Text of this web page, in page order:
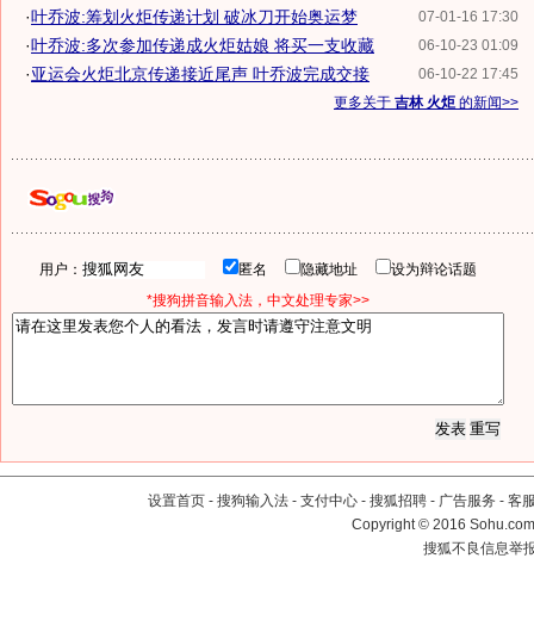
07-01-16 17:30
·叶乔波:筹划火炬传递计划 破冰刀开始奥运梦
06-10-23 01:09
·叶乔波:多次参加传递成火炬姑娘 将买一支收藏
06-10-22 17:45
·亚运会火炬北京传递接近尾声 叶乔波完成交接
更多关于 吉林 火炬 的新闻>>
用户： 匿名 隐藏地址
设为辩论话题
*搜狗拼音输入法，中文处理专家>>
设置首页 - 搜狗输入法 - 支付中心 - 搜狐招聘 - 广告服务 - 客
Copyright©2016
搜狐不良信息举